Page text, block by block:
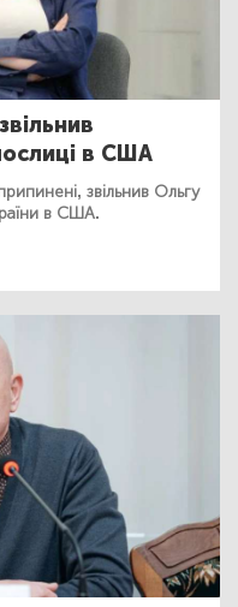
в США
звільнив Ольгу
в США.